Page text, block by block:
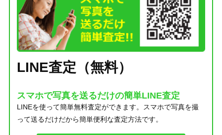
LINE査定（無料）
スマホで写真を送るだけの簡単LINE査定
LINEを使って簡単無料査定ができます。スマホで写真を撮
って送るだけだから簡単便利な査定方法です。